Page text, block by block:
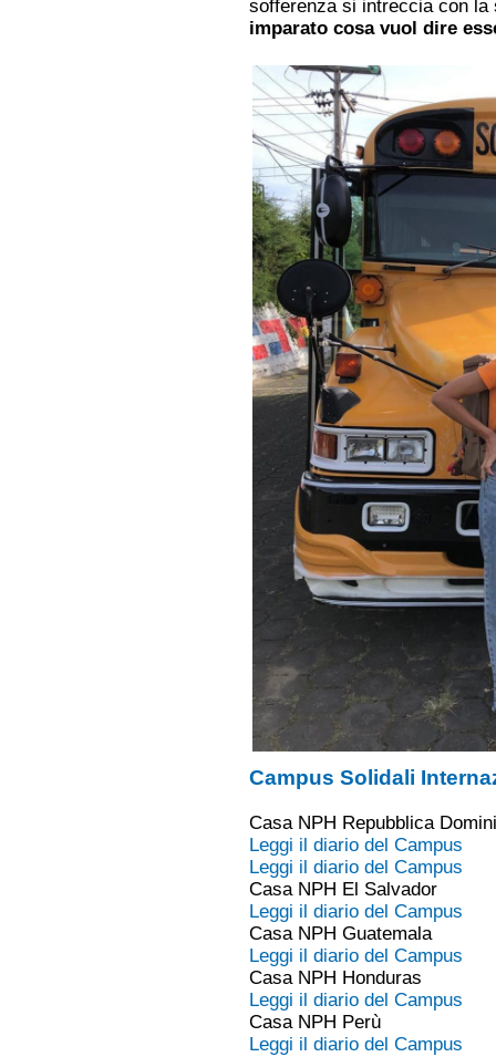
sofferenza si intreccia con
imparato cosa vuol dire
Campus Solidali
Casa NPH Repubblica
Leggi il diario del Campus
Leggi il diario del Campus
Casa NPH El Salvador
Leggi il diario del Campus
Casa NPH Guatemala
Leggi il diario del Campus
Casa NPH Honduras
Leggi il diario del Campus
Casa NPH Perù
Leggi il diario del Campus